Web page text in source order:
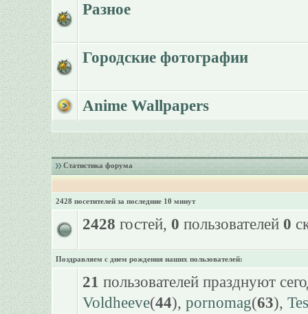
Разное
Городские фотографии
Anime Wallpapers
Статистика форума
2428 посетителей за последние 10 минут
2428 гостей, 0 пользователей 0
Поздравляем с днем рождения наших пользователей:
21 пользователей празднуют
Voldheeve(44), pornomag(63),